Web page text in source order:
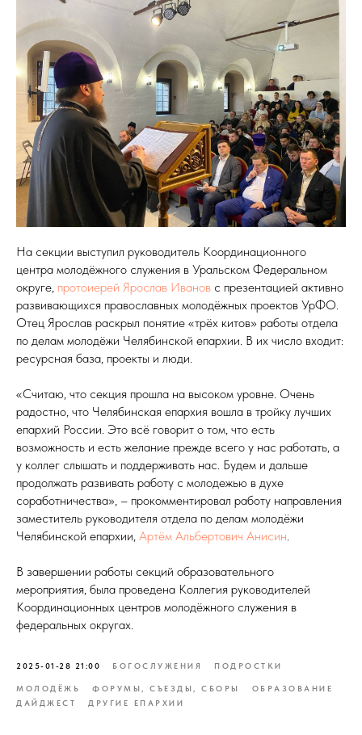
На секции выступил руководитель Координационного
центра молодёжного служения в Уральском Федеральном
округе, протоиерей Ярослав Иванов с презентацией активно
развивающихся православных молодёжных проектов УрФО.
Отец Ярослав раскрыл понятие «трёх китов» работы отдела
по делам молодёжи Челябинской епархии. В их число входит:
ресурсная база, проекты и люди.
«Считаю, что секция прошла на высоком уровне. Очень
радостно, что Челябинская епархия вошла в тройку лучших
епархий России. Это всё говорит о том, что есть
возможность и есть желание прежде всего у нас работать, а
у коллег слышать и поддерживать нас. Будем и дальше
продолжать развивать работу с молодежью в духе
соработничества», – прокомментировал работу направления
заместитель руководителя отдела по делам молодёжи
Челябинской епархии, Артём Альбертович Анисин.
В завершении работы секций образовательного
мероприятия, была проведена Коллегия руководителей
Координационных центров молодёжного служения в
федеральных округах.
2025-01-28 21:00 БОГОСЛУЖЕНИЯ ПОДРОСТКИ
МОЛОДЁЖЬ ФОРУМЫ, СЪЕЗДЫ, СБОРЫ
ОБРАЗОВАНИЕ
ДАЙДЖЕСТ
ДРУГИЕ ЕПАРХИИ